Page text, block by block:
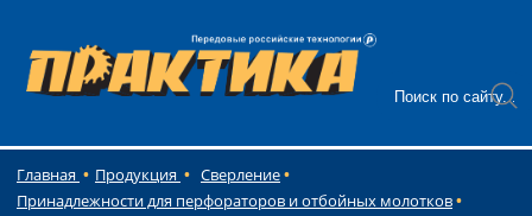
Главная Продукция
Сверление
Принадлежности для перфораторов и отбойных молотков